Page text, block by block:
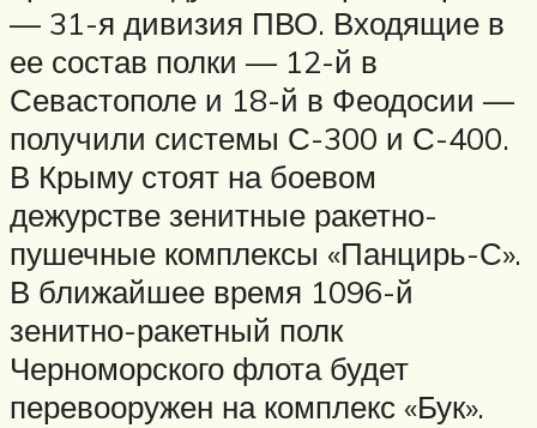
— 31-я дивизия ПВО. Входящие в
ее состав полки — 12-й в
Севастополе и 18-й в Феодосии —
получили системы С-300 и С-400.
В Крыму стоят на боевом
дежурстве зенитные ракетно-
пушечные комплексы «Панцирь-С».
В ближайшее время 1096-й
зенитно-ракетный полк
Черноморского флота будет
перевооружен на комплекс «Бук».